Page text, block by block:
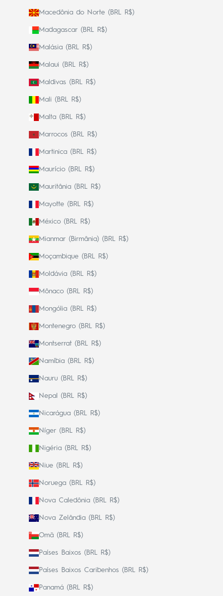
Macedônia do Norte (BRL R$)
Madagascar (BRL R$)
Malásia (BRL R$)
Malaui (BRL R$)
Maldivas (BRL R$)
Mali (BRL R$)
Malta (BRL R$)
Marrocos (BRL R$)
Martinica (BRL R$)
Maurício (BRL R$)
Mauritânia (BRL R$)
Mayotte (BRL R$)
México (BRL R$)
Mianmar (Birmânia) (BRL R$)
Moçambique (BRL R$)
Moldávia (BRL R$)
Mônaco (BRL R$)
Mongólia (BRL R$)
Montenegro (BRL R$)
Montserrat (BRL R$)
Namíbia (BRL R$)
Nauru (BRL R$)
Nepal (BRL R$)
Nicarágua (BRL R$)
Níger (BRL R$)
Nigéria (BRL R$)
Niue (BRL R$)
Noruega (BRL R$)
Nova Caledônia (BRL R$)
Nova Zelândia (BRL R$)
Omã (BRL R$)
Países Baixos (BRL R$)
Países Baixos Caribenhos (BRL R$)
Panamá (BRL R$)